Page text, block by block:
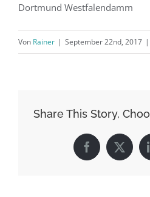
Dortmund Westfalendamm
Von Rainer | September 22nd, 2017 |
Share This Story,
Facebook
X